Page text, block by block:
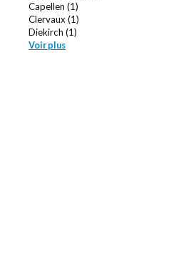
Capellen (1)
Clervaux (1)
Diekirch (1)
Voir plus